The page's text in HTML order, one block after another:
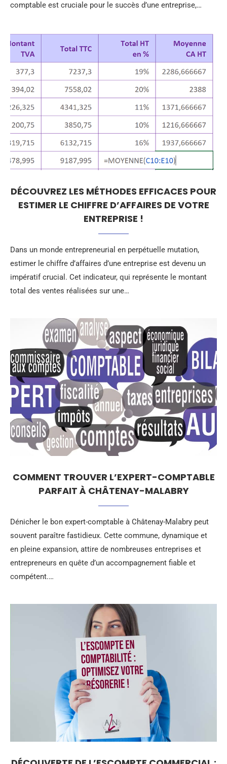
comptable est cruciale pour le succès d’une entreprise,…
DÉCOUVREZ LES MÉTHODES EFFICACES POUR
ESTIMER LE CHIFFRE D’AFFAIRES DE VOTRE
ENTREPRISE !
Dans un monde entrepreneurial en perpétuelle mutation,
estimer le chiffre d’affaires d’une entreprise est devenu un
impératif crucial. Cet indicateur, qui représente le montant
total des ventes réalisées sur une…
COMMENT TROUVER L’EXPERT-COMPTABLE
PARFAIT À CHÂTENAY-MALABRY
Dénicher le bon expert-comptable à Châtenay-Malabry peut
souvent paraître fastidieux. Cette commune, dynamique et
en pleine expansion, attire de nombreuses entreprises et
entrepreneurs en quête d’un accompagnement fiable et
compétent.…